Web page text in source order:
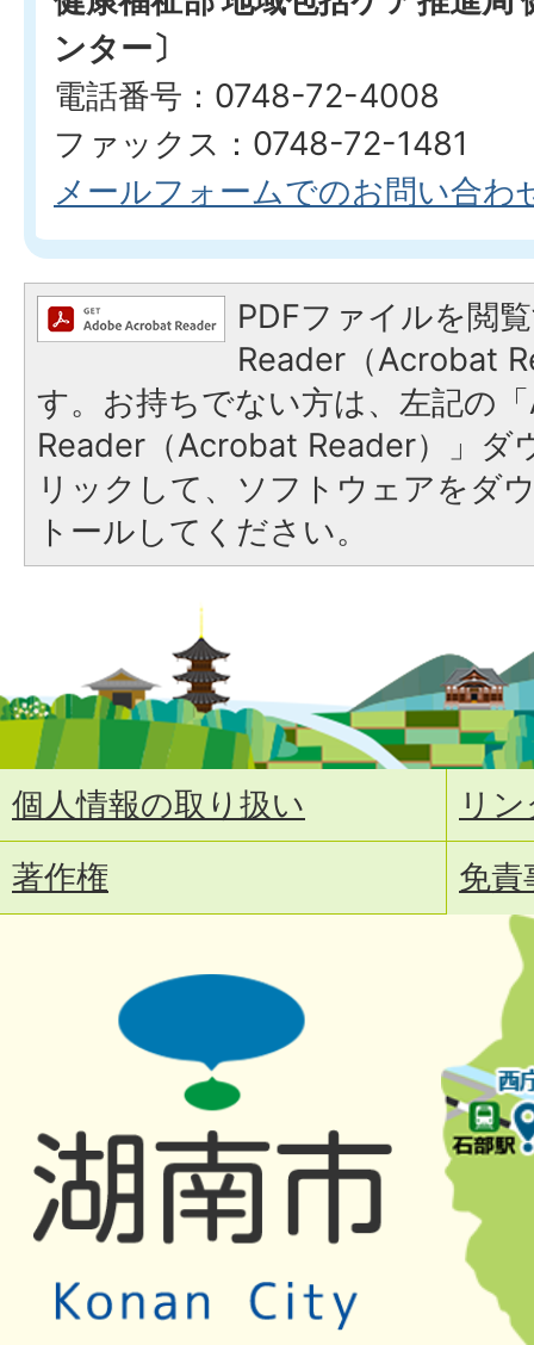
ンター〕
電話番号：0748-72-4008
ファックス：0748-72-1481
メールフォームでのお問い合わ
PDFファイルを閲
Reader（Acrobat
す。お持ちでない方は、左記の
Reader（Acrobat Reader）」ダ
リックして、ソフトウェアをダ
トールしてください。
個人情報の取り扱い
リ
著作権
免責